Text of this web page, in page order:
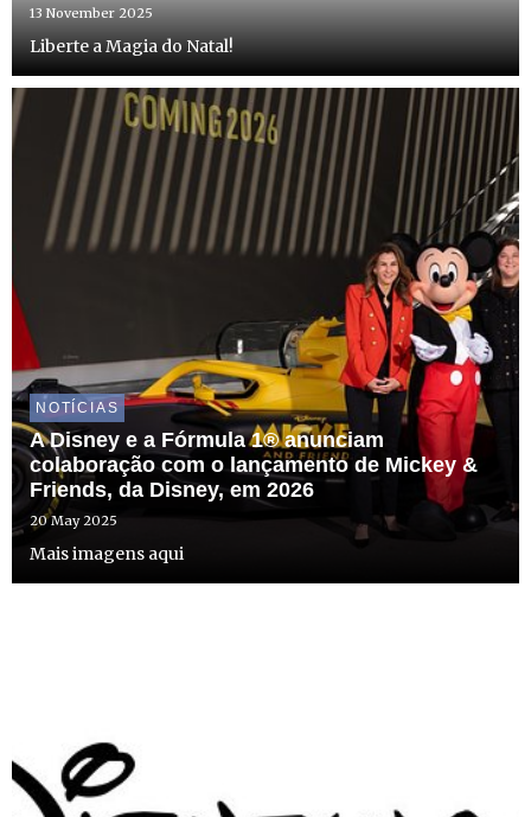
13 November 2025
Liberte a Magia do Natal!
NOTÍCIAS
A Disney e a Fórmula 1® anunciam
colaboração com o lançamento de Mickey &
Friends, da Disney, em 2026
20 May 2025
Mais imagens aqui